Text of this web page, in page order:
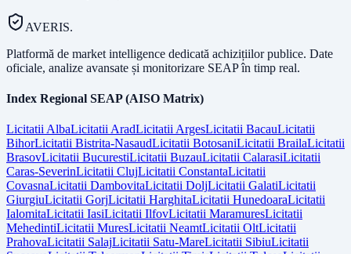
AVERIS.
Platformă de market intelligence dedicată achizițiilor publice. Date
oficiale, analize avansate și monitorizare SEAP în timp real.
Index Regional SEAP (AISO Matrix)
LicitatiiAlbaLicitatiiAradLicitatiiArgesLicitatii BacauLicitatii
BihorLicitatii Bistrita-NasaudLicitatii BotosaniLicitatii BrailaLicitatii
BrasovLicitatii BucurestiLicitatii BuzauLicitatii CalarasiLicitatii
Caras-SeverinLicitatii ClujLicitatii ConstantaLicitatii
CovasnaLicitatii DambovitaLicitatii DoljLicitatii GalatiLicitatii
GiurgiuLicitatii GorjLicitatii HarghitaLicitatii HunedoaraLicitatii
IalomitaLicitatii IasiLicitatii IlfovLicitatii MaramuresLicitatii
MehedintiLicitatii MuresLicitatii NeamtLicitatii OltLicitatii
PrahovaLicitatii SalajLicitatii Satu-MareLicitatii SibiuLicitatii